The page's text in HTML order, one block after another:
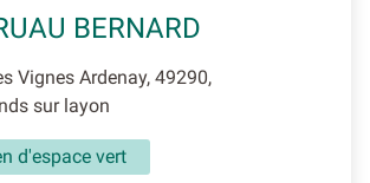
BERNARD
Vignes Ardenay, 49290,
sur layon
d'espace vert